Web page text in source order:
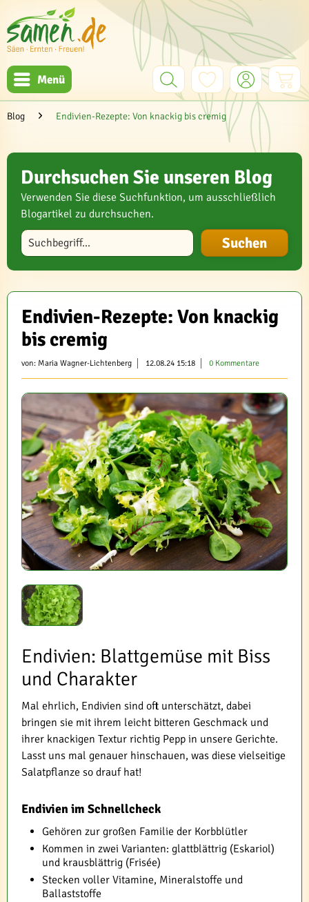
Menü
Blog Endivien-Rezepte: Von knackig bis cremig
Durchsuchen Sie unseren Blog
Verwenden Sie diese Suchfunktion, um ausschließlich
Blogartikel zu durchsuchen.
Blog durchsuchen
Endivien-Rezepte: Von knackig
bis cremig
von: Maria Wagner-Lichtenberg 12.08.24 15:18 0 Kommentare
Endivien: Blattgemüse mit Biss
und Charakter
Mal ehrlich, Endivien sind oft unterschätzt, dabei
bringen sie mit ihrem leicht bitteren Geschmack und
ihrer knackigen Textur richtig Pepp in unsere Gerichte.
Lasst uns mal genauer hinschauen, was diese vielseitige
Salatpflanze so drauf hat!
Endivien im Schnellcheck
Gehören zur großen Familie der Korbblütler
Kommen in zwei Varianten: glattblättrig (Eskariol)
und krausblättrig (Frisée)
Stecken voller Vitamine, Mineralstoffe und
Ballaststoffe